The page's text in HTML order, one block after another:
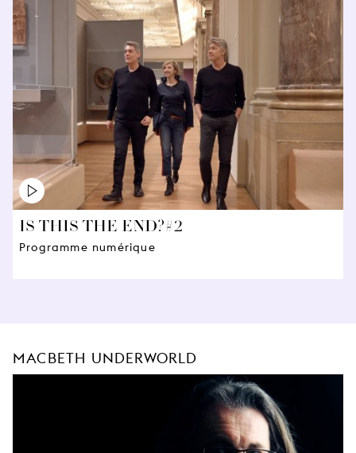
IS THIS THE END?#2
Programme numérique
MACBETH UNDERWORLD